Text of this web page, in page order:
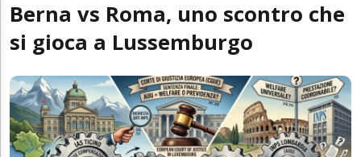
Berna vs Roma, uno scontro che
si gioca a Lussemburgo